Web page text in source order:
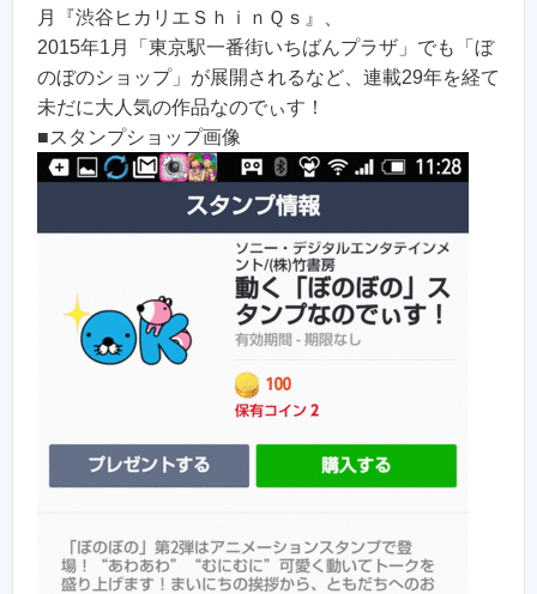
月『渋谷ヒカリエＳｈｉｎＱｓ』、
2015年1月「東京駅一番街いちばんプラザ」でも「ぼ
のぼのショップ」が展開されるなど、連載29年を経て
未だに大人気の作品なのでぃす！
■スタンプショップ画像